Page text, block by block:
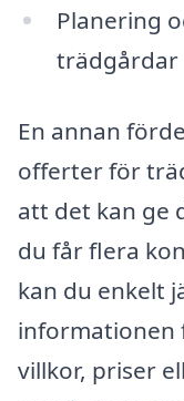
Planering
trädgårdar
En annan
offerter för
att det kan ge
du får flera
kan du enkelt
informationen
villkor, priser